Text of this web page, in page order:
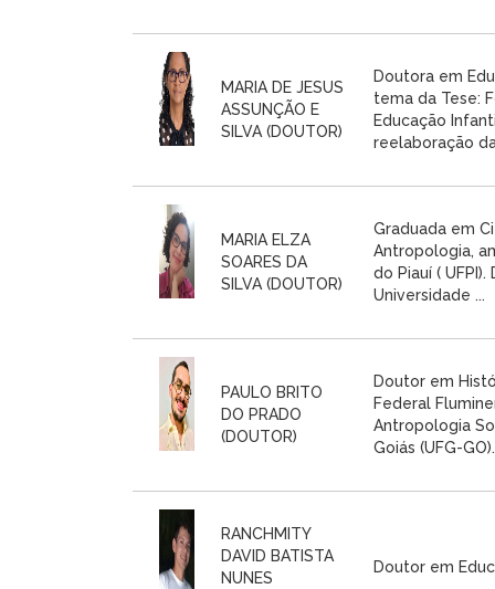
MARIA DE JESUS
ASSUNÇÃO E
SILVA (DOUTOR)
Doutora em
tema da Tese:
Educação
reelaboração
MARIA ELZA
SOARES DA
SILVA (DOUTOR)
Graduada em
Antropologia,
do Piauí (
Universidade ...
PAULO BRITO
DO PRADO
(DOUTOR)
Doutor em
Federal
Antropologia
Goiás (UFG-
RANCHMITY
DAVID BATISTA
NUNES
Doutor em